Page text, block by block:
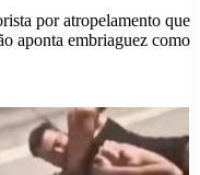
por atropelamento que
aponta embriaguez como